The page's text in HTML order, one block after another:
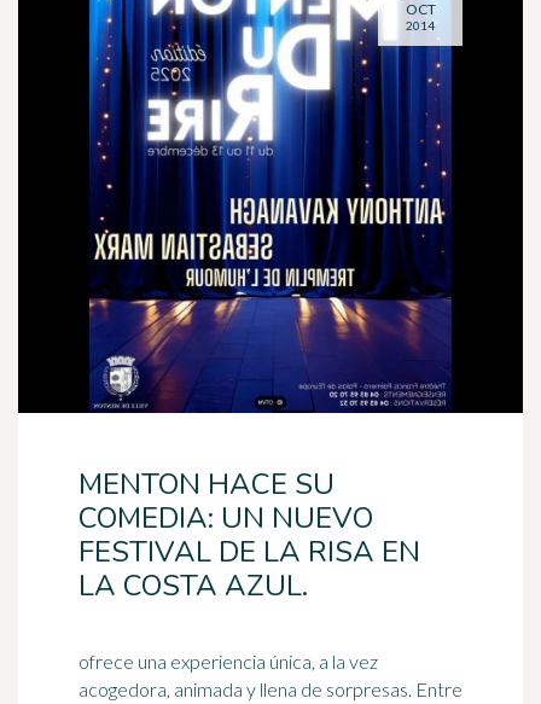
MENTON HACE SU
COMEDIA: UN NUEVO
FESTIVAL DE LA RISA EN
LA COSTA AZUL.
ofrece una experiencia única, a la vez
acogedora, animada y llena de sorpresas. Entre
OCT
2014